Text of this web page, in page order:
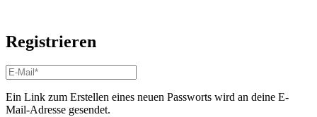
Registrieren
E-
Mail-
Adresse*
Erforderlich
Ein Link zum Erstellen eines neuen Passworts wird an deine E-
Mail-Adresse gesendet.